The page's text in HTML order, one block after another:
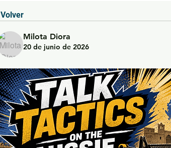
Volver
Milota Diora
20 de junio de 2026